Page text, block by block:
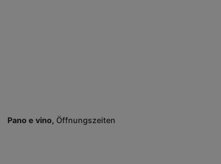
Pano e vino Öffnungszeiten